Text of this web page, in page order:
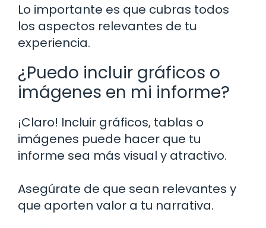
Lo importante es que cubras todos
los aspectos relevantes de tu
experiencia.
¿Puedo incluir gráficos o
imágenes en mi informe?
¡Claro! Incluir gráficos, tablas o
imágenes puede hacer que tu
informe sea más visual y atractivo.
Asegúrate de que sean relevantes y
que aporten valor a tu narrativa.